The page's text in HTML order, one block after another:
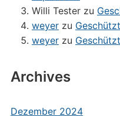
Willi Testerzu
weyerzu
weyerzu
Archives
Dezember 2024